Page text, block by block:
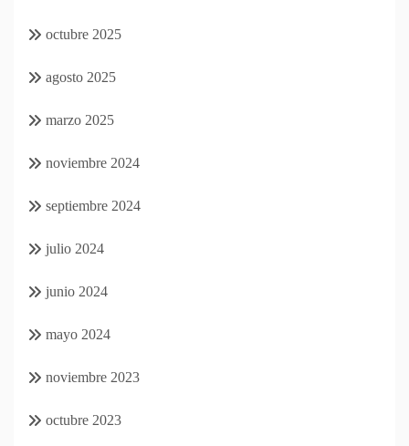
octubre 2025
agosto 2025
marzo 2025
noviembre 2024
septiembre 2024
julio 2024
junio 2024
mayo 2024
noviembre 2023
octubre 2023